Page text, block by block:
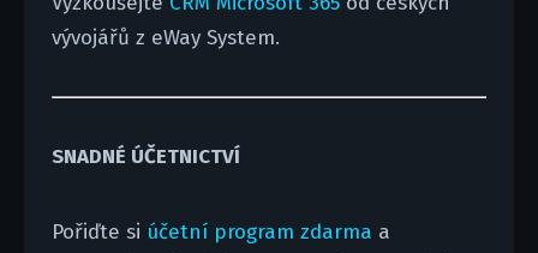
vývojářů z eWay System.
SNADNÉ ÚČETNICTVÍ
Pořiďte si účetní program zdarma a